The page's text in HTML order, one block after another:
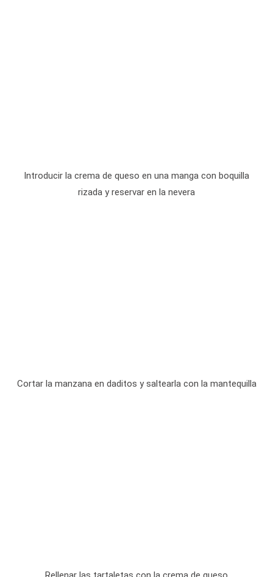
Introducir la crema de queso en una manga con boquilla
rizada y reservar en la nevera
Cortar la manzana en daditos y saltearla con la mantequilla